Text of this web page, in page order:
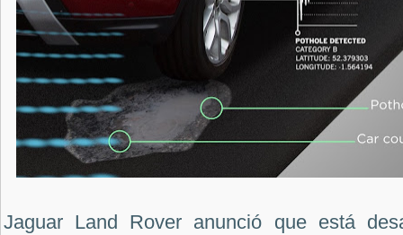
Jaguar Land Rover anunció que está